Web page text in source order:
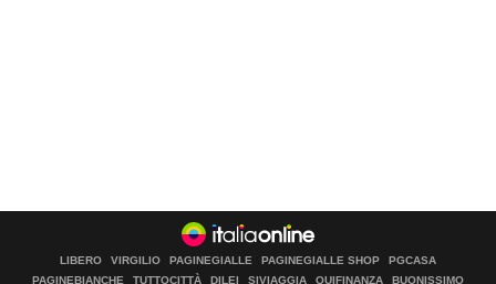
LIBERO VIRGILIO PAGINEGIALLE PAGINEGIALLE SHOP
PGCASA
PAGINEBIANCHE
TUTTOCITTÀ DILEI SIVIAGGIA QUIFINANZA BUONISSIMO